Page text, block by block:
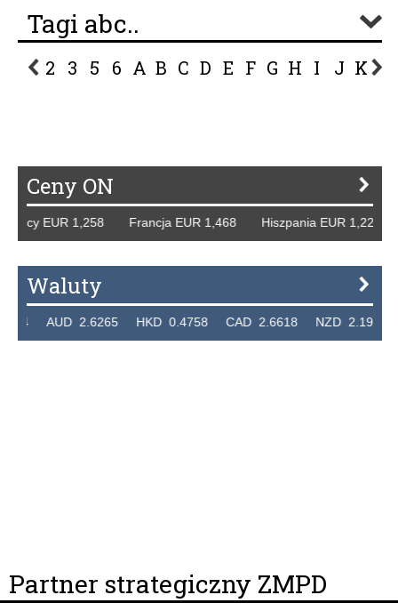
Tagi abc..
2 3 5 6 A B C D E F G H I J K L
Ceny ON
EUR 1,258 Francja EUR 1,468 Hiszpania EUR 1,229
Waluty
AUD 2.6265 HKD 0.4758 CAD 2.6618 NZD 2.1914
Partner strategiczny ZMPD